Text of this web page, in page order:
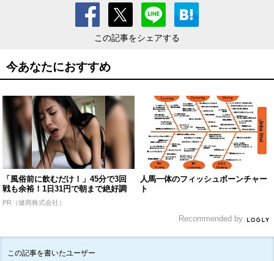
この記事をシェアする
今あなたにおすすめ
「風俗前に飲むだけ！」45分で3回
戦も余裕！1日31円で朝まで絶好調
PR（健商株式会社）
人馬一体のフィッシュボーンチャー
ト
Recommended by
この記事を書いたユーザー